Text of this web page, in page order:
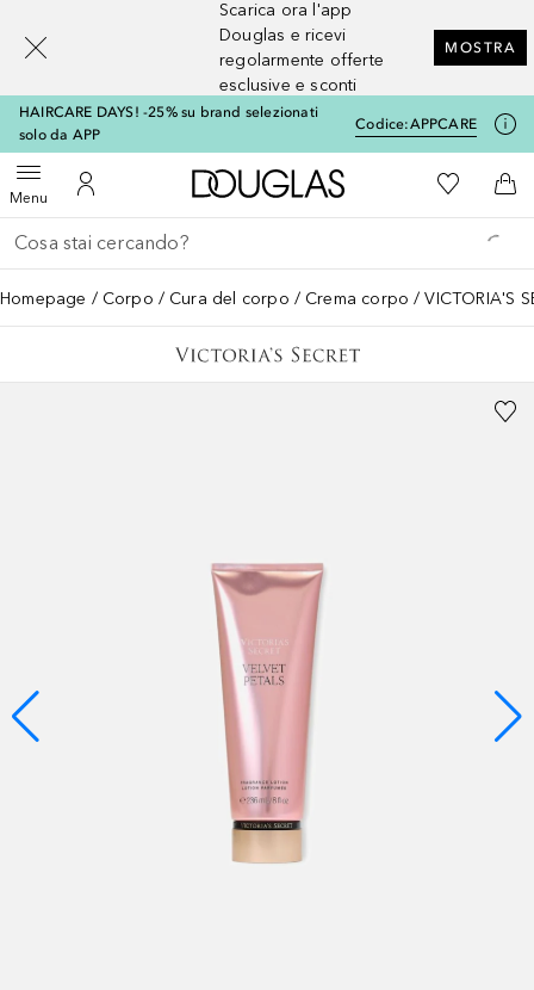
Scarica ora l'app
Douglas e ricevi
regolarmente offerte
esclusive e sconti
MOSTRA
HAIRCARE DAYS! -25% su brand selezionati
solo da APP
Codice:APPCARE
MenuApri menuAl Mio Account
A Douglas HomeAlla Mia
Al
Torna indietro
Esegui ricerca
Homepage Corpo Cura del corpo Crema corpo VICTORIA'S
[navigation.slideout.screenreader]